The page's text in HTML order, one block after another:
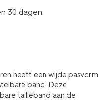
30 dagen
heeft een wijde pasvorm
band. Deze
tailleband aan de